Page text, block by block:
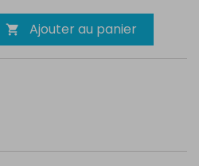
 Ajouter au panier